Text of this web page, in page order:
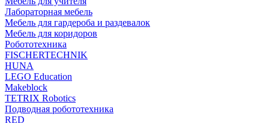
Лабораторная мебель
Мебель для гардероба и раздевалок
Мебель для коридоров
Робототехника
FISCHERTECHNIK
HUNA
LEGO Education
Makeblock
TETRIX Robotics
Подводная робототехника
RED